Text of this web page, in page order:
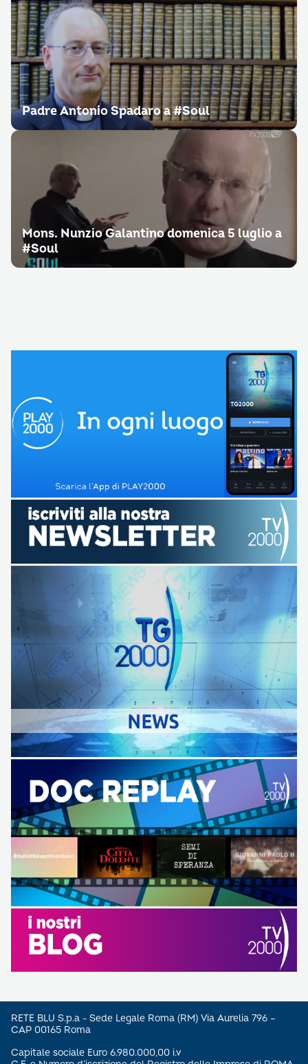
Padre Antonio Spadaro a #Soul
Mons. Nunzio Galantino domenica 5 luglio a
#Soul
RETE BLU S.p.a - Sede Legale Roma (RM) Via Aurelia 796 –
CAP 00165 Roma
Capitale sociale Euro 6.980.000,00 i.v